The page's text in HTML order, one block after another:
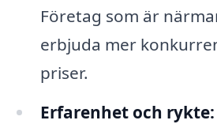
Företag som är
erbjuda mer
priser.
Erfarenhet och rykte: